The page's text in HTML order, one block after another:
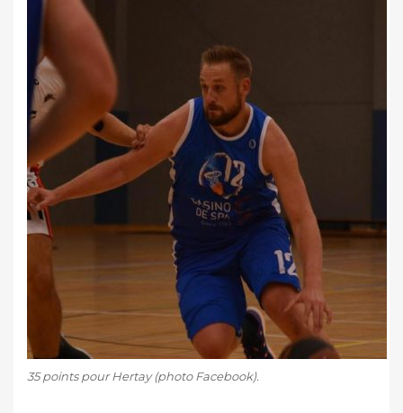
35 points pour Hertay (photo Facebook).